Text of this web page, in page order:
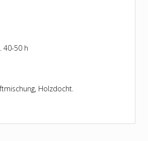
40-50 h
Holzdocht.